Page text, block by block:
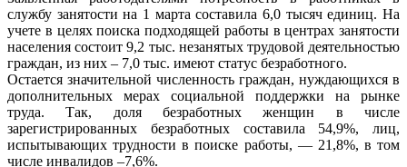
службу занятости на 1 марта составила 6,0 тысяч единиц. На
учете в целях поиска подходящей работы в центрах занятости
населения состоит 9,2 тыс. незанятых трудовой деятельностью
граждан, из них – 7,0 тыс. имеют статус безработного.
Остается значительной численность граждан, нуждающихся в
дополнительных мерах социальной поддержки на рынке
труда. Так, доля безработных женщин в числе
зарегистрированных безработных составила 54,9%, лиц,
испытывающих трудности в поиске работы, — 21,8%, в том
числе инвалидов –7,6%.